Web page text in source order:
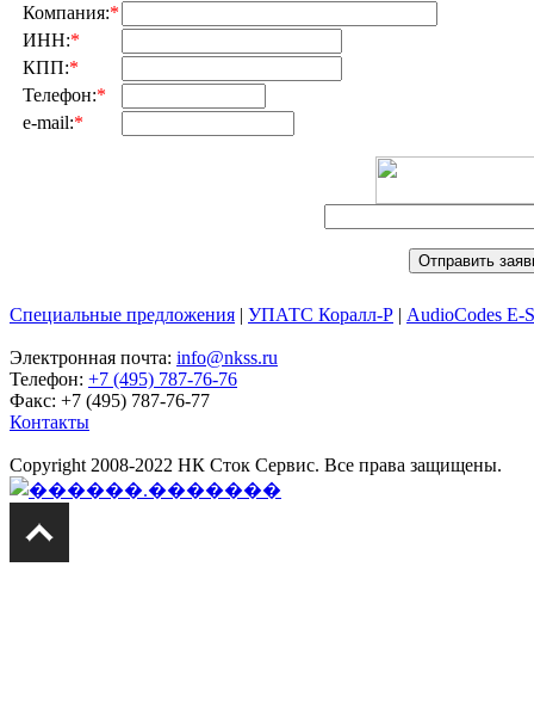
Компания:*
ИНН:*
КПП:*
Телефон:*
e-mail:*
Специальные предложения | УПАТС Коралл-Р | AudioCodes E-
Электронная почта: info@nkss.ru
Телефон: +7 (495) 787-76-76
Факс: +7 (495) 787-76-77
Контакты
Copyright 2008-2022 НК Сток Сервис. Все права защищены.